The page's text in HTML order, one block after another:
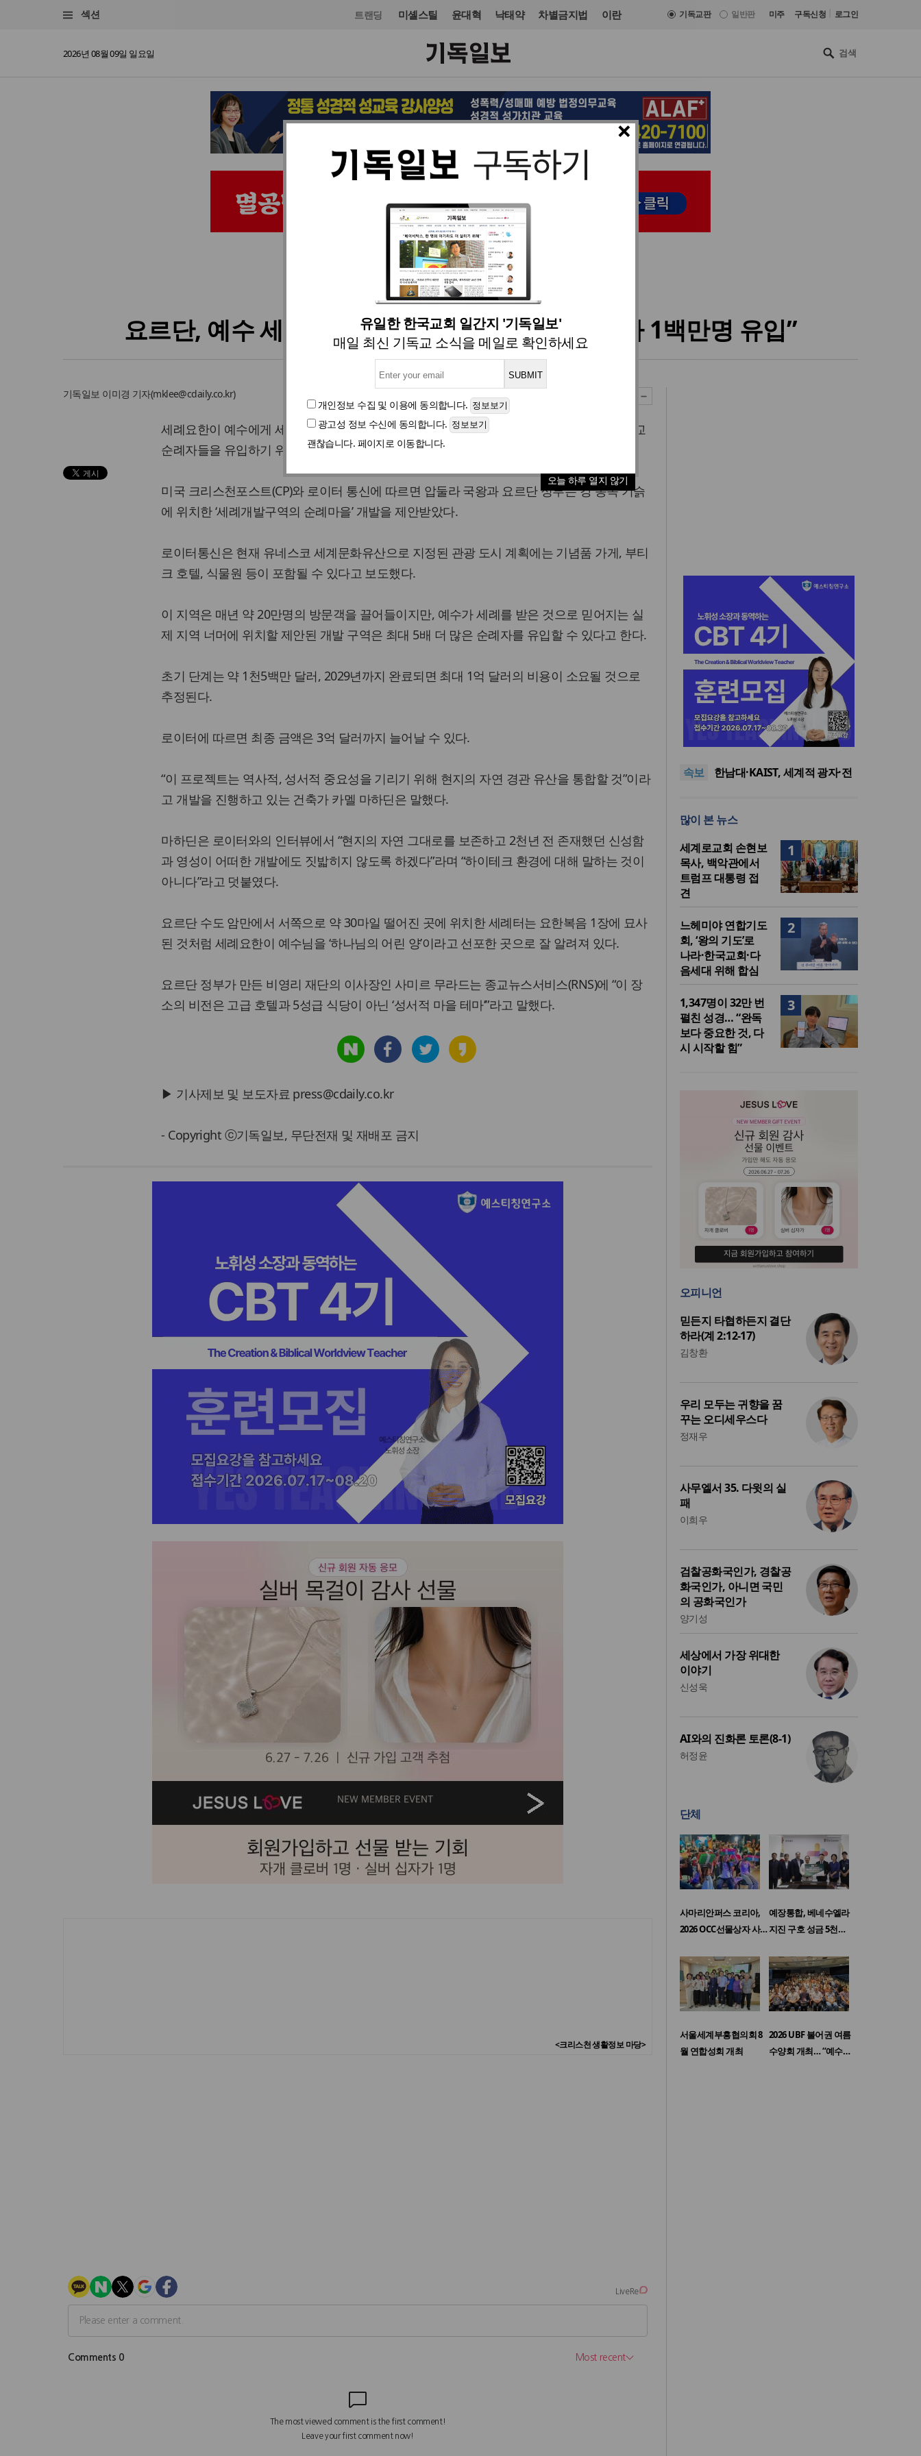
섹션 트랜딩 미셸스틸 윤대혁 낙태약 차별금지법 이란 기독교판 일반판 미주 구독신청 로그인
2026년 08월 09일 일요일
×
유일한 한국교회 일간지 '기독일보'
매일 최신 기독교 소식을 메일로 확인하세요
개인정보 수집 및 이용에 동의합니다.
광고성 정보 수신에 동의합니다.
괜찮습니다. 페이지로 이동합니다.
오늘 하루 열지 않기
중동·아프리카 입력 2022. 12. 16 18:20
요르단, 예수 세례터 개발 계획... “기독교인 순례자 1백만명 유입”
기독일보 이미경 기자(mklee@cdaily.co.kr)
세례요한이 예수에게 세례를 베풀었다고 알려진 장소를 개조해 매년 백만명에 달하는 기독교
순례자들을 유입하기 위한 계획을 요르단 당국이 발표했다.
미국 크리스천포스트(CP)와 로이터 통신에 따르면 압둘라 국왕과 요르단 정부는 강 동쪽 기슭
에 위치한 ‘세례개발구역의 순례마을’ 개발을 제안받았다.
로이터통신은 현재 유네스코 세계문화유산으로 지정된 관광 도시 계획에는 기념품 가게, 부티
크 호텔, 식물원 등이 포함될 수 있다고 보도했다.
이 지역은 매년 약 20만명의 방문객을 끌어들이지만, 예수가 세례를 받은 것으로 믿어지는 실
제 지역 너머에 위치할 제안된 개발 구역은 최대 5배 더 많은 순례자를 유입할 수 있다고 한다.
초기 단계는 약 1천5백만 달러, 2029년까지 완료되면 최대 1억 달러의 비용이 소요될 것으로
추정된다.
로이터에 따르면 최종 금액은 3억 달러까지 늘어날 수 있다.
“이 프로젝트는 역사적, 성서적 중요성을 기리기 위해 현지의 자연 경관 유산을 통합할 것”이라
고 개발을 진행하고 있는 건축가 카멜 마하딘은 말했다.
마하딘은 로이터와의 인터뷰에서 “현지의 자연 그대로를 보존하고 2천년 전 존재했던 신성함
과 영성이 어떠한 개발에도 짓밟히지 않도록 하겠다”라며 “하이테크 환경에 대해 말하는 것이
아니다”라고 덧붙였다.
요르단 수도 암만에서 서쪽으로 약 30마일 떨어진 곳에 위치한 세례터는 요한복음 1장에 묘사
된 것처럼 세례요한이 예수님을 ‘하나님의 어린 양’이라고 선포한 곳으로 잘 알려져 있다.
요르단 정부가 만든 비영리 재단의 이사장인 사미르 무라드는 종교뉴스서비스(RNS)에 “이 장
소의 비전은 고급 호텔과 5성급 식당이 아닌 ‘성서적 마을 테마’”라고 말했다.
▶ 기사제보 및 보도자료 press@cdaily.co.kr
- Copyright ⓒ기독일보, 무단전재 및 재배포 금지
<크리스천 생활정보 마당>
속보
느헤미야 연합기도회, ‘왕의 기
도’로 나라·한국교회·다음세대
세기총 “자유를 지키며 하나 된
시장 담은 로컬 매거진 ‘포항집’
한남대·KAIST, 세계적 광자·전
도’로 나라·한국교회·다음세대
세기총 “자유를 지키며 하나 된
희망의 미래를 향하여”
많이 본 뉴스
1
세계로교회 손현보
목사, 백악관에서
트럼프 대통령 접
견
2
느헤미야 연합기도
회, ‘왕의 기도’로
나라·한국교회·다
음세대 위해 합심
3
1,347명이 32만 번
펼친 성경… “완독
보다 중요한 것, 다
시 시작할 힘”
오피니언
믿든지 타협하든지 결단
하라(계 2:12-17)
김창환
우리 모두는 귀향을 꿈
꾸는 오디세우스다
정재우
사무엘서 35. 다윗의 실
패
이희우
검찰공화국인가, 경찰공
화국인가, 아니면 국민
의 공화국인가
양기성
세상에서 가장 위대한
이야기
신성욱
AI와의 진화론 토론(8-1)
허정윤
단체
사마리안퍼스 코리아,
2026 OCC선물상자 사…
예장통합, 베네수엘라
지진 구호 성금 5천…
서울세계부흥협의회 8
월 연합성회 개최
2026 UBF 불어권 여름
수양회 개최… “예수…